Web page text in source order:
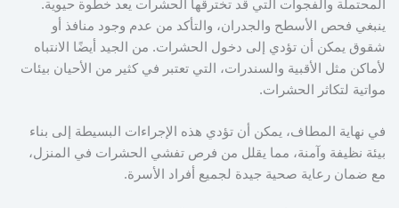
المحتملة والفجوات التي قد تخترقها الحشرات يعد خطوة حيوية.
ينبغي فحص الأسطح والجدران، والتأكد من عدم وجود منافذ أو
شقوق يمكن أن تؤدي إلى دخول الحشرات. من الجيد أيضًا الانتباه
لأماكن مثل الأقبية والسندرات، التي تعتبر في كثير من الأحيان بيئات
مواتية لتكاثر الحشرات.
في نهاية المطاف، يمكن أن تؤدي هذه الإجراءات البسيطة إلى بناء
بيئة نظيفة وآمنة، مما يقلل من فرص تفشي الحشرات في المنزل،
مع ضمان رعاية صحية جيدة لجميع أفراد الأسرة.